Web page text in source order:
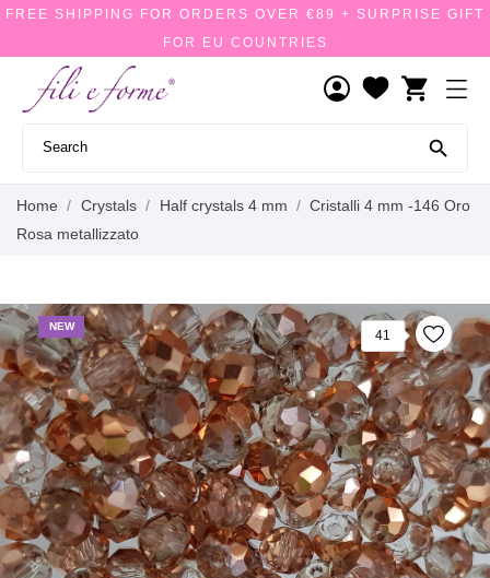
FREE SHIPPING FOR ORDERS OVER €89 + SURPRISE GIFT
FOR EU COUNTRIES
shopping_cart

Home Crystals Half crystals 4 mm
Cristalli 4 mm -146 Oro
Rosa metallizzato
NEW
41